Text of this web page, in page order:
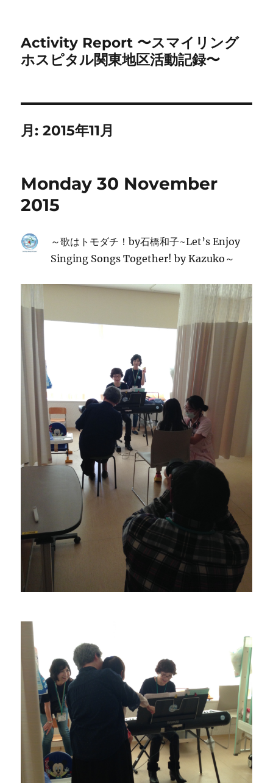
Activity Report 〜スマイリング
ホスピタル関東地区活動記録〜
月:2015年11月
Monday 30 November
2015
～歌はトモダチ！by石橋和子~Let’s Enjoy
Singing Songs Together! by Kazuko～